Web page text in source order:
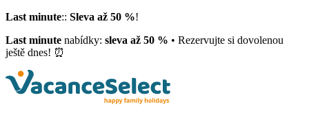
Last minute:: Sleva až 50 %!
Last minute nabídky: sleva až 50 % • Rezervujte si dovolenou
ještě dnes! ⏰